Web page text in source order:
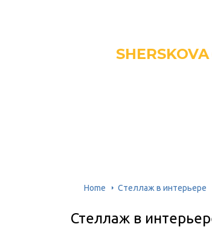
SHERSKOVA
Home Стеллаж в интерьере
Стеллаж в